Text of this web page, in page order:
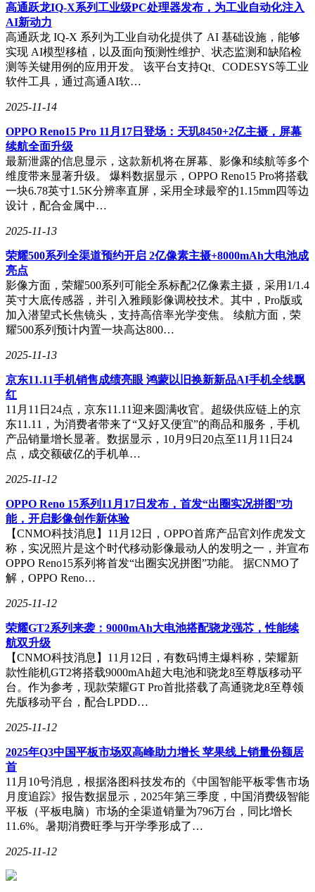
高通跃龙IQ-X系列工业级PC处理器发布，为工业自动化注入
AI新动力
高通跃龙 IQ-X 系列为工业自动化提供了 AI 基础设施，能够
实现 AI模型移植，以及面向预测性维护、状态监测和缺陷检
测等关键用例的应用开发。 该平台支持Qt、CODESYS等工业
软件工具，通过高通AI软…
2025-11-14
OPPO Reno15 Pro 11月17日登场：天玑8450+2亿主摄，屏幕
续航全面升级
最新泄露的信息显示，这款新机将在屏幕、影像和续航等多个
维度带来显著升级。 爆料数据显示，OPPO Reno15 Pro将搭载
一块6.78英寸1.5K分辨率直屏，采用全球最窄的1.15mm四等边
设计，配合金属中…
2025-11-13
荣耀500系列全渠道预约开启 2亿像素主摄+8000mAh大电池成
亮点
影像方面，荣耀500系列可能全系标配2亿像素主摄，采用1/1.4
英寸大底传感器，并引入雅顾影像调校技术。其中，Pro版或
加入潜望式长焦镜头，支持高倍率光学变焦。 续航方面，荣
耀500系列预计内置一块高达800…
2025-11-13
京东11.11手机销售成绩亮眼 鸿蒙以旧换新新品AI手机全线飘
红
11月11日24点，京东11.11迎来圆满收官。超级供应链上的京
东11.11，为消费者带来了“又好又便宜”的商品和服务，手机
产品销量增长显著。数据显示，10月9日20点至11月11日24
点，成交额破亿的手机单…
2025-11-12
OPPO Reno 15系列11月17日发布，首发“出圈实况拼图”功
能，开启影像创作新体验
【CNMO科技消息】11月12日，OPPO首席产品官刘作虎发文
称，实况照片是这个时代移动影像最动人的发明之一，并宣布
OPPO Reno15系列将首发“出圈实况拼图”功能。 据CNMO了
解，OPPO Reno…
2025-11-12
荣耀GT2系列来袭：9000mAh大电池搭配骁龙强芯，性能续
航双升级
【CNMO科技消息】11月12日，有数码博主爆料称，荣耀新
款性能机GT2将搭载9000mAh超大电池和骁龙8至尊版移动平
台。作为参考，现款荣耀GT Pro首批搭载了高通骁龙8至尊领
先版移动平台，配合LPDD…
2025-11-12
2025年Q3中国平板市场双高峰助力增长 苹果线上销量份额居
首
11月10号消息，根据洛图科技发布的《中国智能平板零售市场
月度追踪》报告数据显示，2025年第三季度，中国消费级智能
平板（平板电脑）市场的全渠道销量为796万台，同比增长
11.6%。暑期消费旺季与开学季形成了…
2025-11-12